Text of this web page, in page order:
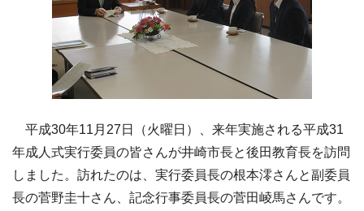
平成30年11月27日（火曜日）、来年実施される平成31
年成人式実行委員の皆さんが井崎市長と後田教育長を訪問
しました。訪れたのは、実行委員長の根本澪さんと副委員
長の菅野圭十さん、記念行事委員長の菅田崚馬さんです。